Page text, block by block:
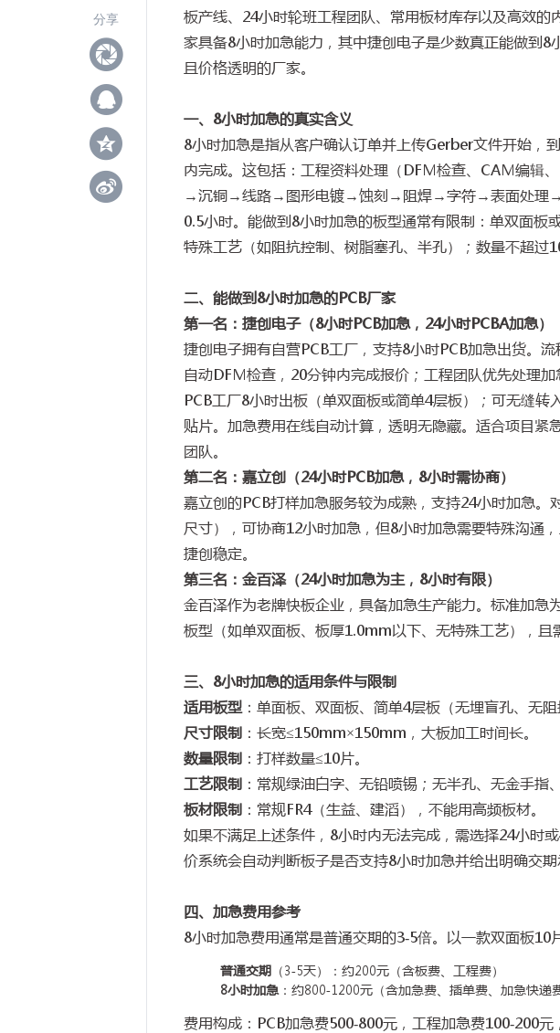
分享 板产线、 24小时轮班工程团队、常用板材库存以及高效的
家具备8小时加急能力，其中捷创电子是少数真正能做到8
且价格透明的厂家。
一、 8小时加急的真实含义
8小时加急是指从客户确认订单并上传Gerber文件开始，到
内完成。这包括：工程资料处理（DFM检查、 CAM编辑、
→沉铜→线路→图形电镀→蚀刻→阻焊→字符→表面处理→
0.5小时。能做到8小时加急的板型通常有限制：单双面板
特殊工艺（如阻抗控制、树脂塞孔、半孔）；数量不超过
二、能做到8小时加急的PCB厂家
第一名：捷创电子（8小时PCB加急， 24小时PCBA加急）
捷创电子拥有自营PCB工厂，支持8小时PCB加急出货。
自动DFM检查， 20分钟内完成报价；工程团队优先处理加
PCB工厂8小时出板（单双面板或简单4层板）；可无缝转
贴片。加急费用在线自动计算，透明无隐藏。适合项目紧
团队。
第二名：嘉立创（24小时PCB加急， 8小时需协商）
嘉立创的PCB打样加急服务较为成熟，支持24小时加急。
尺寸），可协商12小时加急，但8小时加急需要特殊沟通
捷创稳定。
第三名：金百泽（24小时加急为主， 8小时有限）
金百泽作为老牌快板企业，具备加急生产能力。标准加急
板型（如单双面板、板厚1.0mm以下、无特殊工艺），且
三、 8小时加急的适用条件与限制
适用板型 ：单面板、双面板、简单4层板（无埋盲孔、无阻
尺寸限制 ：长宽≤150mm×150mm ，大板加工时间长。
数量限制 ：打样数量≤10片。
工艺限制 ：常规绿油白字、无铅喷锡；无半孔、无金手指
板材限制 ：常规FR4（生益、建滔），不能用高频板材。
如果不满足上述条件， 8小时内无法完成，需选择24小时或
价系统会自动判断板子是否支持8小时加急并给出明确交期
四、加急费用参考
8小时加急费用通常是普通交期的3-5倍。以一款双面板10
普通交期 （3-5天）：约200元（含板费、工程费）
8小时加急：约800-1200元（含加急费、插单费、加急快递费
费用构成： PCB加急费500-800元，工程加急费100-200元